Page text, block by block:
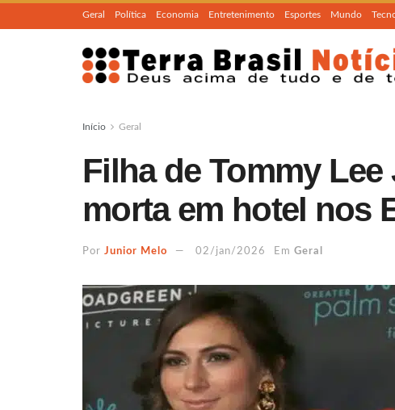
Geral Política Economia Entretenimento Esportes Mundo
Início Geral
Filha de Tommy
morta em hotel nos
Por Junior Melo 02/jan/2026 Em Geral